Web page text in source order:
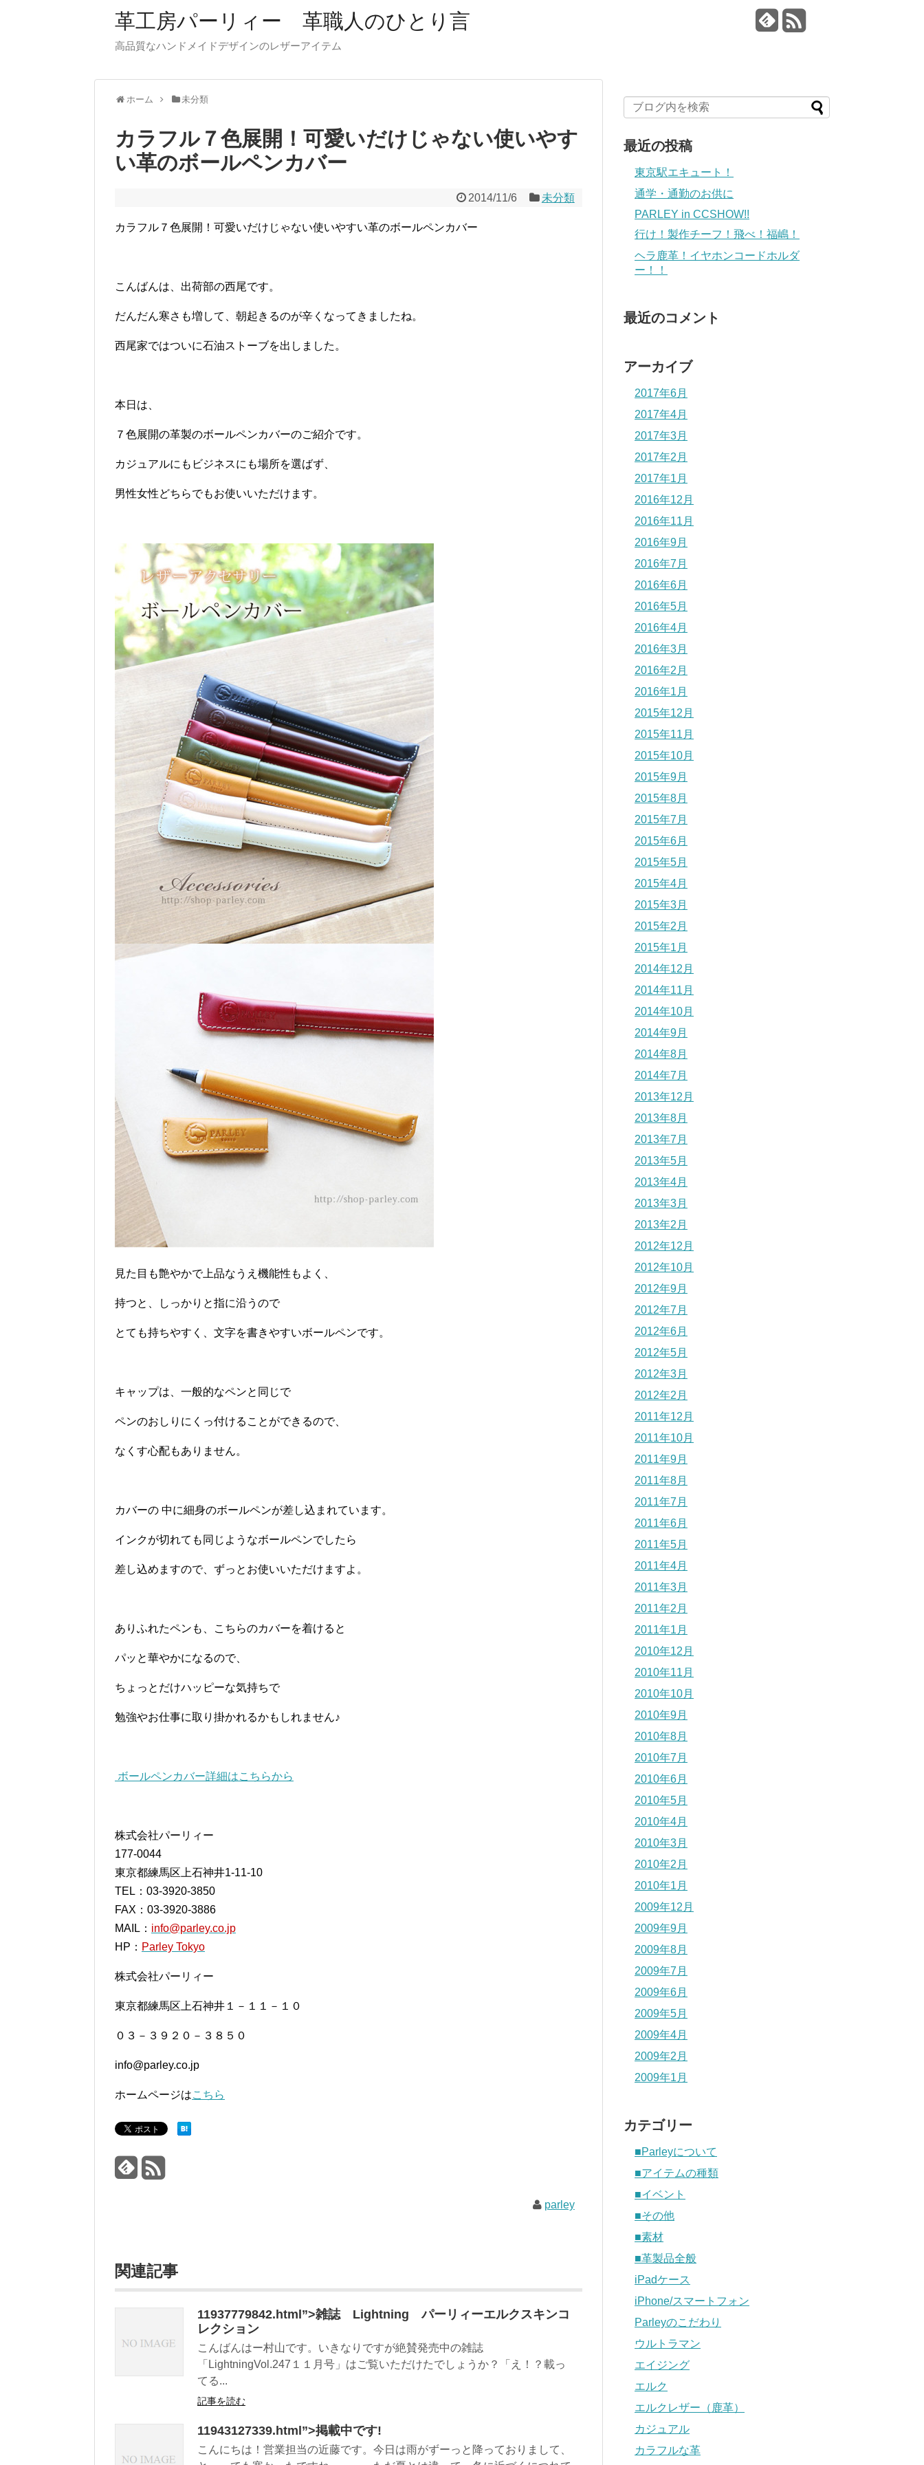
革工房パーリィー 革職人のひとり言
高品質なハンドメイドデザインのレザーアイテム
ホーム 未分類
カラフル７色展開！可愛いだけじゃない使いやす
い革のボールペンカバー
2014/11/6 未分類
カラフル７色展開！可愛いだけじゃない使いやすい革のボールペンカバー
こんばんは、出荷部の西尾です。
だんだん寒さも増して、朝起きるのが辛くなってきましたね。
西尾家ではついに石油ストーブを出しました。
本日は、
７色展開の革製のボールペンカバーのご紹介です。
カジュアルにもビジネスにも場所を選ばず、
男性女性どちらでもお使いいただけます。
見た目も艶やかで上品なうえ機能性もよく、
持つと、しっかりと指に沿うので
とても持ちやすく、文字を書きやすいボールペンです。
キャップは、一般的なペンと同じで
ペンのおしりにくっ付けることができるので、
なくす心配もありません。
カバーの 中に細身のボールペンが差し込まれています。
インクが切れても同じようなボールペンでしたら
差し込めますので、ずっとお使いいただけますよ。
ありふれたペンも、こちらのカバーを着けると
パッと華やかになるので、
ちょっとだけハッピーな気持ちで
勉強やお仕事に取り掛かれるかもしれません♪
ボールペンカバー詳細はこちらから
株式会社パーリィー
177-0044
東京都練馬区上石神井1-11-10
TEL：03-3920-3850
FAX：03-3920-3886
MAIL： info@parley.co.jp
HP： Parley Tokyo
株式会社パーリィー
東京都練馬区上石神井１－１１－１０
０３－３９２０－３８５０
info@parley.co.jp
ホームページはこちら
parley
関連記事
11937779842.html”>雑誌 Lightning パーリィーエルクスキンコ
レクション
こんばんはー村山です。いきなりですが絶賛発売中の雑誌
「LightningVol.247１１月号」はご覧いただけたでしょうか？「え！？載っ
てる...
記事を読む
11943127339.html”>掲載中です!
こんにちは！営業担当の近藤です。今日は雨がずーっと降っておりまして、
最近の投稿
東京駅エキュート！
通学・通勤のお供に
PARLEY in CCSHOW!!
行け！製作チーフ！飛べ！福嶋！
ヘラ鹿革！イヤホンコードホルダ
ー！！
最近のコメント
アーカイブ
2017年6月
2017年4月
2017年3月
2017年2月
2017年1月
2016年12月
2016年11月
2016年9月
2016年7月
2016年6月
2016年5月
2016年4月
2016年3月
2016年2月
2016年1月
2015年12月
2015年11月
2015年10月
2015年9月
2015年8月
2015年7月
2015年6月
2015年5月
2015年4月
2015年3月
2015年2月
2015年1月
2014年12月
2014年11月
2014年10月
2014年9月
2014年8月
2014年7月
2013年12月
2013年8月
2013年7月
2013年5月
2013年4月
2013年3月
2013年2月
2012年12月
2012年10月
2012年9月
2012年7月
2012年6月
2012年5月
2012年3月
2012年2月
2011年12月
2011年10月
2011年9月
2011年8月
2011年7月
2011年6月
2011年5月
2011年4月
2011年3月
2011年2月
2011年1月
2010年12月
2010年11月
2010年10月
2010年9月
2010年8月
2010年7月
2010年6月
2010年5月
2010年4月
2010年3月
2010年2月
2010年1月
2009年12月
2009年9月
2009年8月
2009年7月
2009年6月
2009年5月
2009年4月
2009年2月
2009年1月
カテゴリー
■Parleyについて
■アイテムの種類
■イベント
■その他
■素材
■革製品全般
iPadケース
iPhone/スマートフォン
Parleyのこだわり
ウルトラマン
エイジング
エルク
エルクレザー（鹿革）
カジュアル
カラフルな革